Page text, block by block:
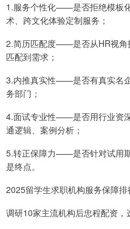
1.服务个性化——是否拒绝模板
术、跨文化体验定制服务；
2.简历匹配度——是否从HR视角
匹配到需求；
3.内推真实性——是否有真实名
务部门；
4.面试专业性——是否用行业资
通逻辑、案例分析；
5.转正保障力——是否针对试用
是终点。
2025留学生求职机构服务保障排
调研10家主流机构后忠程配资，